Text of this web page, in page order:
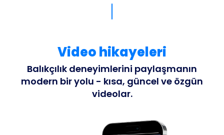
Video hikayeleri
Balıkçılık deneyimlerini paylaşmanın
modern bir yolu - kısa, güncel ve özgün
videolar.